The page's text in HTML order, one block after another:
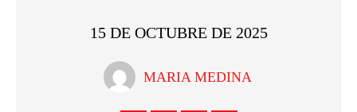
15 DE OCTUBRE DE 2025
MARIA MEDINA